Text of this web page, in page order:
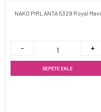
NAKO PIRLANTA 5329 Royal Mavi
SEPETE EKLE